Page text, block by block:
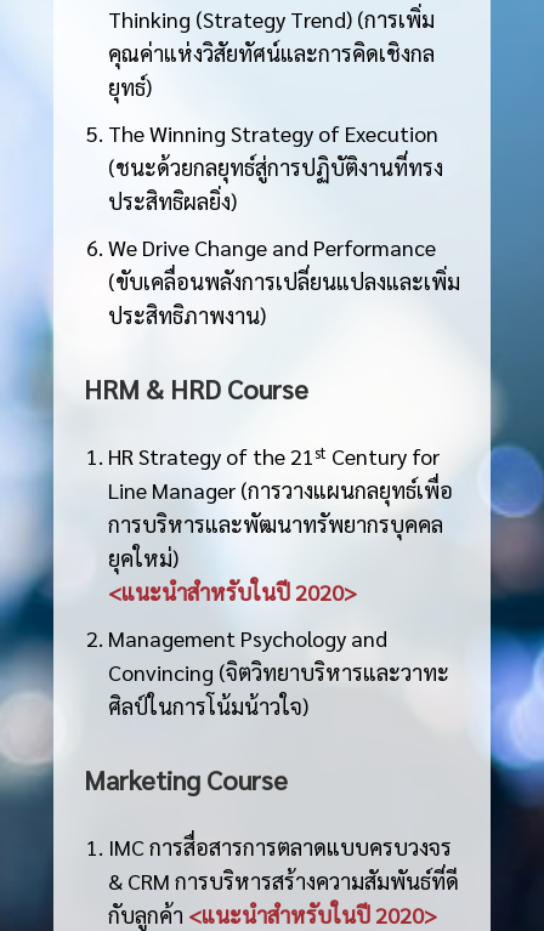
Thinking (Strategy Trend) (การเพิ่ม
คุณค่าแห่งวิสัยทัศน์และการคิดเชิงกล
ยุทธ์)
The Winning Strategy of Execution
(ชนะด้วยกลยุทธ์สู่การปฏิบัติงานที่ทรง
ประสิทธิผลยิ่ง)
We Drive Change and Performance
(ขับเคลื่อนพลังการเปลี่ยนแปลงและเพิ่ม
ประสิทธิภาพงาน)
HRM & HRD Course
HR Strategy of the 21 st Century for
Line Manager (การวางแผนกลยุทธ์เพื่อ
การบริหารและพัฒนาทรัพยากรบุคคล
ยุคใหม่)
<แนะนำสำหรับในปี 2020>
Management Psychology and
Convincing (จิตวิทยาบริหารและวาทะ
ศิลป์ในการโน้มน้าวใจ)
Marketing Course
IMC การสื่อสารการตลาดแบบครบวงจร
& CRM การบริหารสร้างความสัมพันธ์ที่ดี
กับลูกค้า <แนะนำสำหรับในปี 2020>